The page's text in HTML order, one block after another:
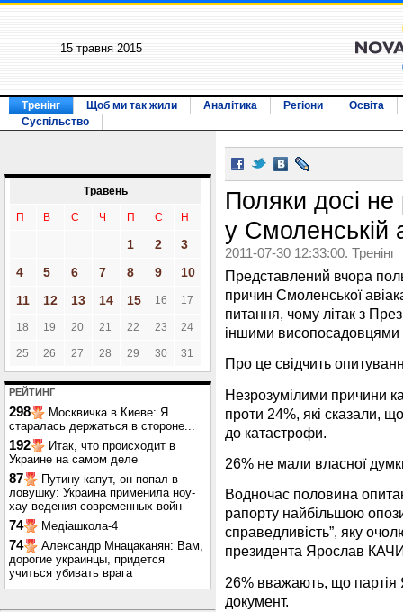
15 травня 2015
Тренінг Щоб ми так жили Аналітика Регіони
Освіта
Суспільство
Травень
П В С Ч П С Н
1 2
3
4
5 6 7 8 9
10
11
12 13 14 15 16 17
18 19 20 21 22 23 24
25 26 27 28 29 30 31
РЕЙТИНГ
298
Москвичка в Киеве: Я
старалась держаться в стороне...
192
Итак, что происходит в
Украине на самом деле
87
Путину капут, он попал в
ловушку: Украина применила ноу-
хау ведения современных войн
74 Медіашкола-4
74
Александр Мнацаканян: Вам,
дорогие украинцы, придется
учиться убивать врага
Поляки досі
у Смоленській
2011-07-30 12:33:00. Тренінг
Представлений вчора
причин Смоленської
питання, чому літак з
іншими висопосадовцями
Про це свідчить
Незрозумілими причини
проти 24%, які сказали,
до катастрофи.
26% не мали власної
Водночас половина
рапорту найбільшою
справедливість”, яку
президента Ярослав
26% вважають, що
документ.